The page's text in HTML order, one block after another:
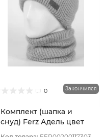
0 Закончился
Комплект (шапка и
снуд) Ferz Адель цвет